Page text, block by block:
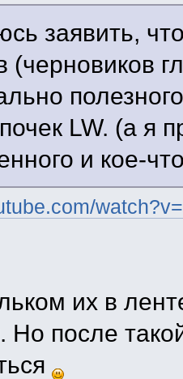
заявить,
(черновиков
LW. (а я
и кое-
их в
Но после